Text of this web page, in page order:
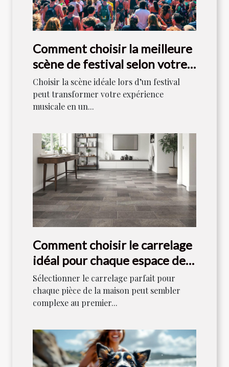
Comment choisir la meilleure
scène de festival selon votre
style musical ?
Choisir la scène idéale lors d’un festival
peut transformer votre expérience
musicale en un...
Comment choisir le carrelage
idéal pour chaque espace de
votre maison ?
Sélectionner le carrelage parfait pour
chaque pièce de la maison peut sembler
complexe au premier...